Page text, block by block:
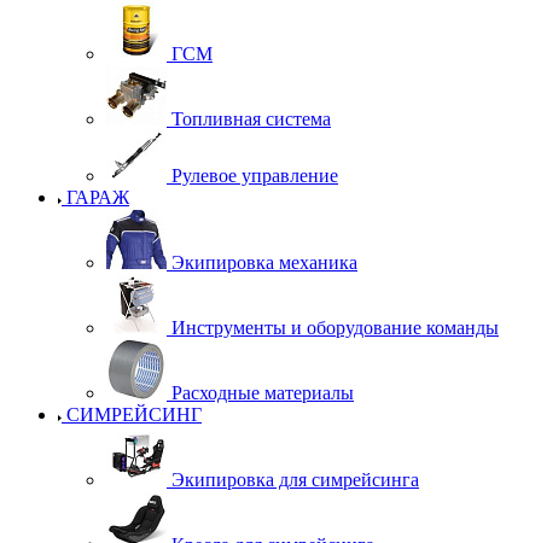
ГСМ
Топливная система
Рулевое управление
ГАРАЖ
Экипировка механика
Инструменты и оборудование команды
Расходные материалы
СИМРЕЙСИНГ
Экипировка для симрейсинга